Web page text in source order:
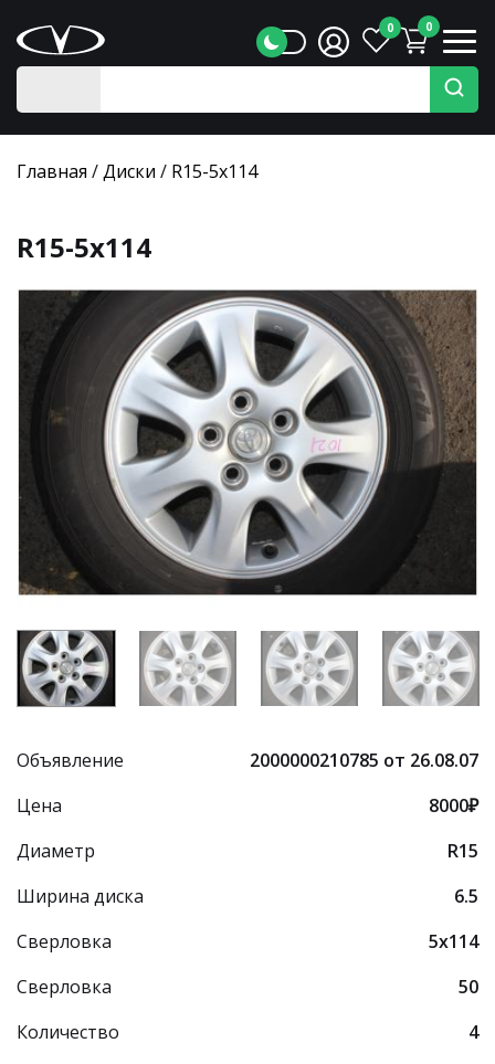
0 0
Главная /Диски / R15-5x114
R15-5x114
Объявление
2000000210785 от 26.08.07
Цена
8000₽
Диаметр
R15
Ширина диска
6.5
Сверловка
5x114
Сверловка
50
Количество
4